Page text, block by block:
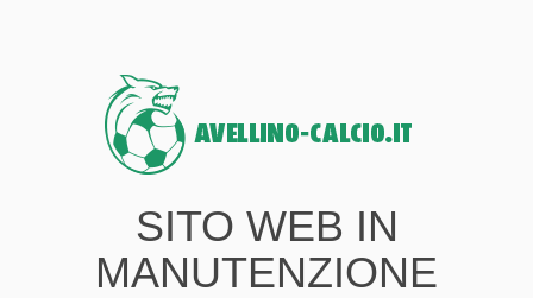
SITO WEB IN
MANUTENZIONE